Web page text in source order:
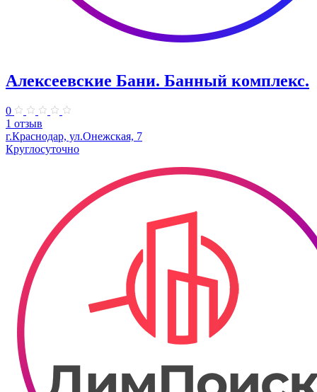
Алексеевские Бани. Банный комплекс.
0
1 отзыв
г.Краснодар, ул.Онежская, 7
Круглосуточно